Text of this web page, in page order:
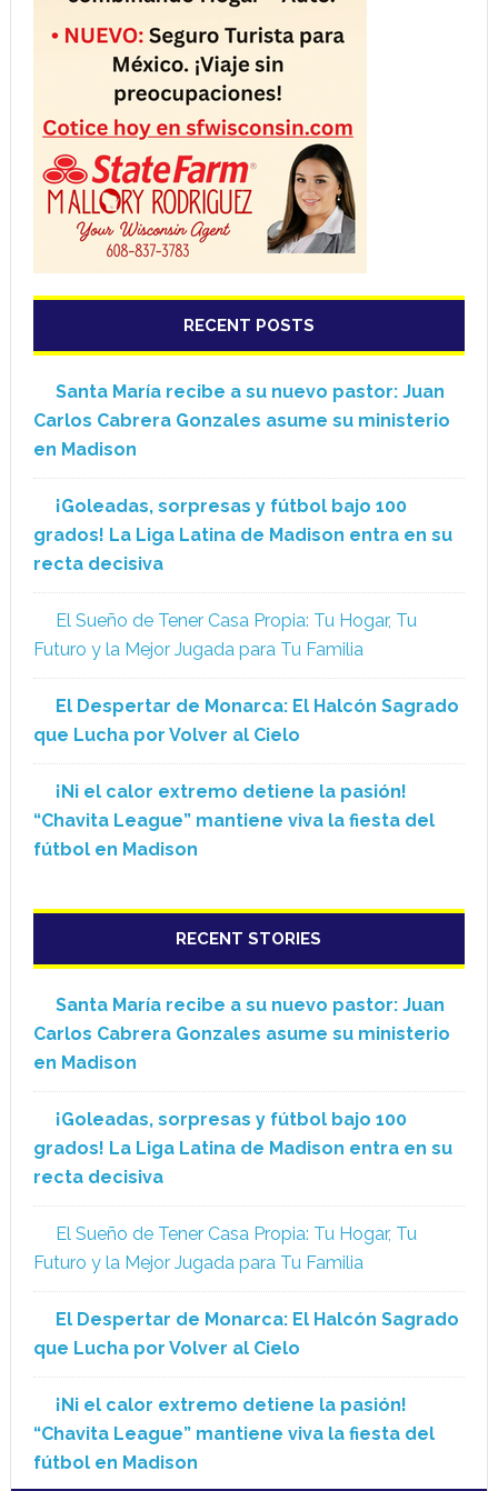
RECENT POSTS
Santa María recibe a su nuevo pastor: Juan
Carlos Cabrera Gonzales asume su ministerio
en Madison
¡Goleadas, sorpresas y fútbol bajo 100
grados! La Liga Latina de Madison entra en su
recta decisiva
El Sueño de Tener Casa Propia: Tu Hogar, Tu
Futuro y la Mejor Jugada para Tu Familia
El Despertar de Monarca: El Halcón Sagrado
que Lucha por Volver al Cielo
¡Ni el calor extremo detiene la pasión!
“Chavita League” mantiene viva la fiesta del
fútbol en Madison
RECENT STORIES
Santa María recibe a su nuevo pastor: Juan
Carlos Cabrera Gonzales asume su ministerio
en Madison
¡Goleadas, sorpresas y fútbol bajo 100
grados! La Liga Latina de Madison entra en su
recta decisiva
El Sueño de Tener Casa Propia: Tu Hogar, Tu
Futuro y la Mejor Jugada para Tu Familia
El Despertar de Monarca: El Halcón Sagrado
que Lucha por Volver al Cielo
¡Ni el calor extremo detiene la pasión!
“Chavita League” mantiene viva la fiesta del
fútbol en Madison